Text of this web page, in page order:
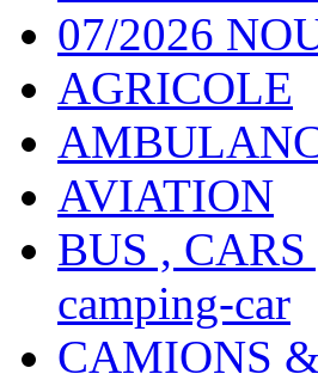
07/2026
AGRICOLE
AVIATION
BUS , CARS
camping-car
CAMIONS